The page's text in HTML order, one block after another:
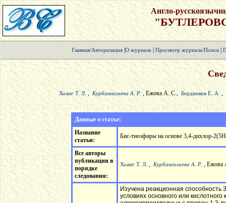
Англо-
Главная/Авторизация| О журнале| Просмотр журнала/Поиск|
Хоанг Т. Л., Курбангалиева А. Р. , Ежова А. С.,Бердников Е. А. ,
Данные о статье:
Название
статьи:
Бис-тиоэфиры на основе 3,4-дихлор-
Все авторы
публикации в
порядке
следования:
Хоанг Т. Л. , Курбангалиева А. Р. ,
Изучена реакционная
условиях основного или